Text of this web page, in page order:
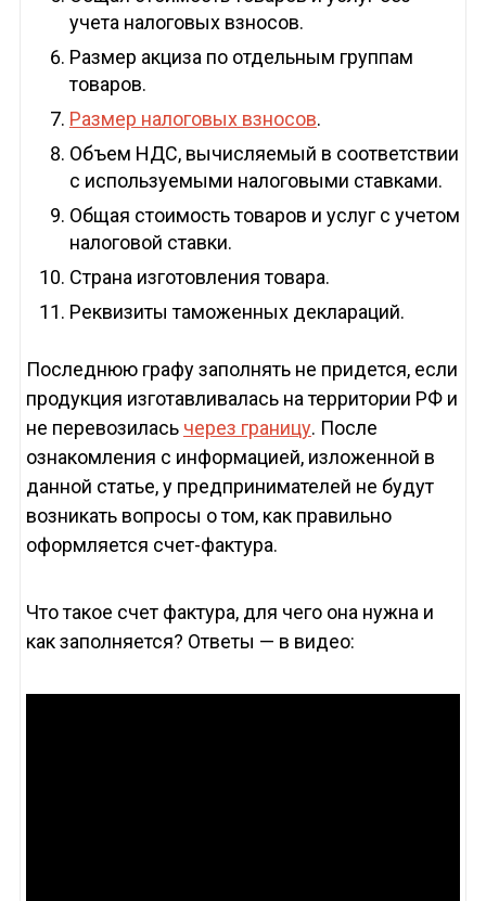
учета налоговых взносов.
Размер акциза по отдельным группам
товаров.
Размер налоговых взносов.
Объем НДС, вычисляемый в соответствии
с используемыми налоговыми ставками.
Общая стоимость товаров и услуг с учетом
налоговой ставки.
Страна изготовления товара.
Реквизиты таможенных деклараций.
Последнюю графу заполнять не придется, если
продукция изготавливалась на территории РФ и
не перевозилась через границу. После
ознакомления с информацией, изложенной в
данной статье, у предпринимателей не будут
возникать вопросы о том, как правильно
оформляется счет-фактура.
Что такое счет фактура, для чего она нужна и
как заполняется? Ответы — в видео: